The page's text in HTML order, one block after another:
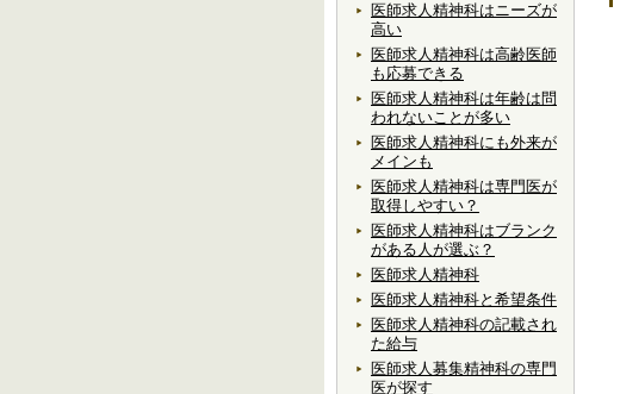
医師求人精神科はニーズが
高い
医師求人精神科は高齢医師
も応募できる
医師求人精神科は年齢は問
われないことが多い
医師求人精神科にも外来が
メインも
医師求人精神科は専門医が
取得しやすい？
医師求人精神科はブランク
がある人が選ぶ？
医師求人精神科
医師求人精神科と希望条件
医師求人精神科の記載され
た給与
医師求人募集精神科の専門
医が探す